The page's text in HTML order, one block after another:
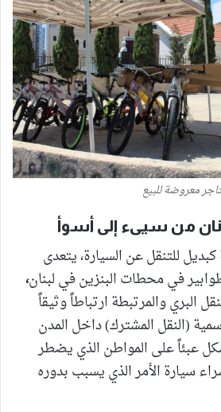
معروضة للبيع
من سيىء إلى أسوأ
كبديل للتنقل عن السيارة، يتعدى
في محطات البنزين في لبنان،
البري والمرتبطة ارتباطاً وثيقاً
(النقل المشترك) داخل المدن
عبئاً على المواطن الذي يضطر
سيارة الأمر الذي يسبب بدوره